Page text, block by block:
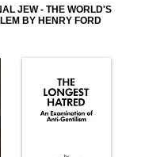
JEW - THE WORLD'S
BY HENRY FORD